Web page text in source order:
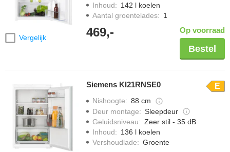
Vergelijk
Inhoud: 142 l koelen
Aantal groentelades: 1
469,- Op voorraad
Bestel
Siemens KI21RNSE0 E
Nishoogte: 88 cm
Deur montage: Sleepdeur
Geluidsniveau: Zeer stil - 35 dB
Inhoud: 136 l koelen
Vershoudlade: Groente